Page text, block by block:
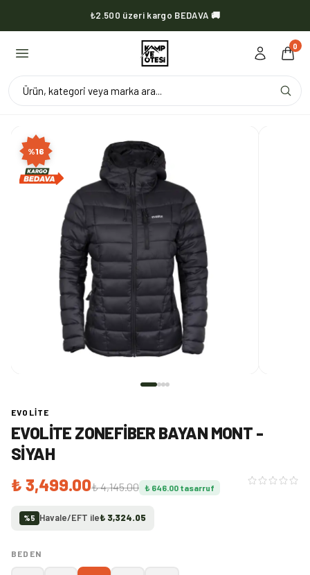
₺2.500 üzeri kargo BEDAVA 🚚
KVOX ürünlerinde kargo her zaman bedava 🔥
0
Ürün, kategori veya marka ara...
%16
EVOLITE
EVOLITE ZONEFIBER BAYAN MONT -
SIYAH
₺ 3,499.00₺ 4,145.00 ₺ 646.00 tasarruf
%5 Havale/EFT ile₺ 3,324.05
BEDEN